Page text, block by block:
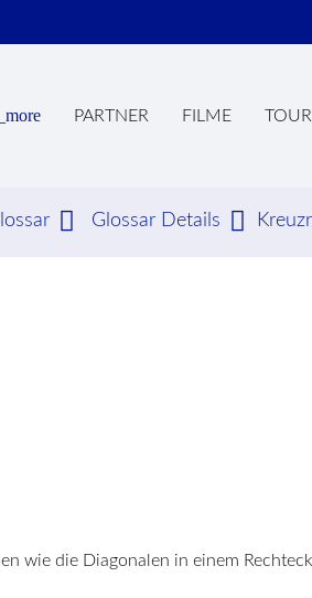
PARTNER FILME
Glossar Details
wie die Diagonalen in einem